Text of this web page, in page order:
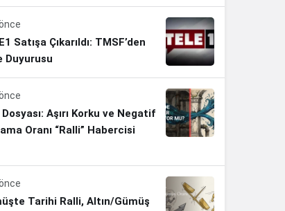
Satışa Çıkarıldı: TMSF’den
Duyurusu
Dosyası: Aşırı Korku ve Negatif
Oranı “Ralli” Habercisi
Tarihi Ralli, Altın/Gümüş